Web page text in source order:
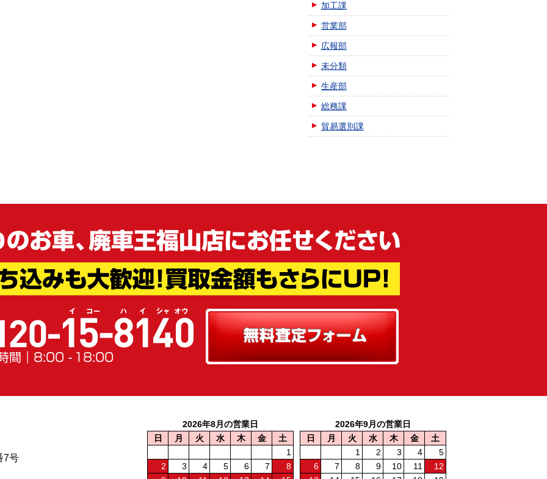
加工課
営業部
広報部
未分類
生産部
総務課
貿易選別課
7号
2026年8月の営業日
日
月 火 水 木 金
土
1
2
3 4 5 6 7
8
2026年9月の営業日
日
月 火 水 木 金
土
1
2 3 4
5
6
7 8 9 10 11
12